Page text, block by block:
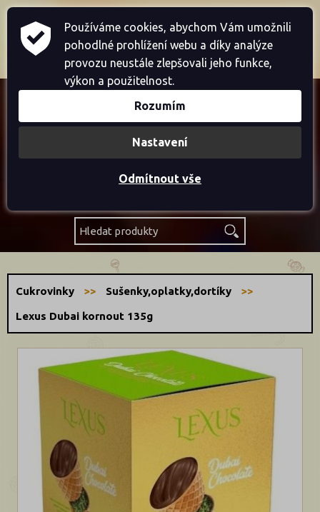
Home Přihlásit se Registrace
Košík je prázdný
Cukrovinky Sušenky,oplatky,dortíky
Lexus Dubai kornout 135g
Používáme cookies, abychom Vám umožnili
pohodlné prohlížení webu a díky analýze
provozu neustále zlepšovali jeho funkce,
výkon a použitelnost.
Rozumím
Nastavení
Odmítnout vše